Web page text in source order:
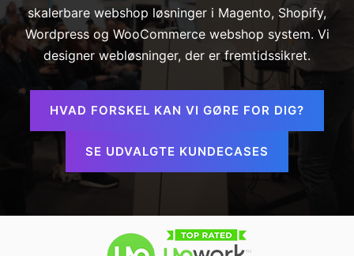
skalerbare webshop løsninger i Magento, Shopify,
Wordpress og WooCommerce webshop system. Vi
designer webløsninger, der er fremtidssikret.
HVAD FORSKEL KAN VI GØRE FOR DIG?
SE UDVALGTE KUNDECASES